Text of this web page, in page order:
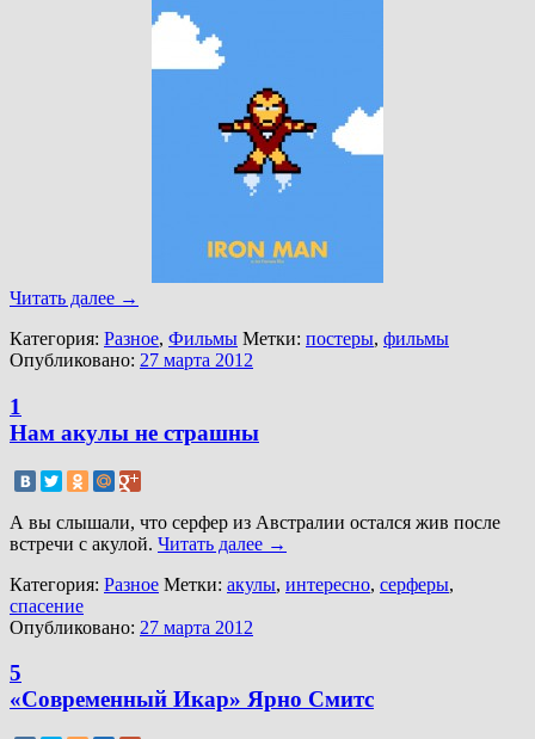
Читать далее →
Категория: Разное, Фильмы Метки: постеры, фильмы
Опубликовано: 27 марта 2012
1
Нам акулы не страшны
А вы слышали, что серфер из Австралии остался жив после
встречи с акулой. Читать далее →
Категория: Разное Метки: акулы, интересно, серферы,
спасение
Опубликовано: 27 марта 2012
5
«Современный Икар» Ярно Смитс